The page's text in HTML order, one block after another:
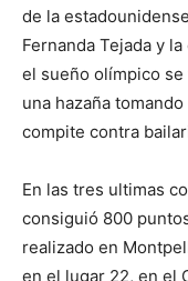
de la
Fernanda Tejada y
el sueño olímpico
una hazaña
compite contra
En las tres ultimas
consiguió 800
realizado en
en el lugar 22, en el